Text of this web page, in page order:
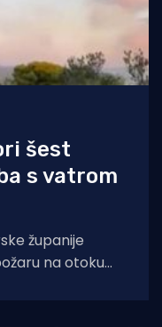
šest
s vatrom
županije
na otoku